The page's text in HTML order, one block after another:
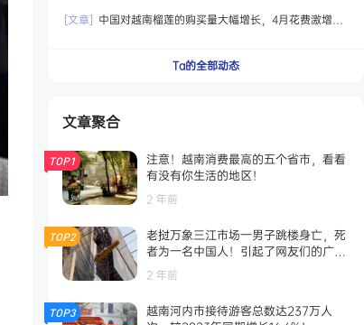
[文章] 中国对越南榴莲的购买量大幅增长，4月花费激增6.5
Ta的全部动态
文章聚合
TOP1
注意！越南消费最高的五个省市，看看
有没有你生活的地区！
2 年前
TOP2
老挝万象三江市场一男子跳楼身亡，死
者为一名中国人！引起了网友们的广泛
关注！
2 年前
TOP3
越南河内市接待游客总数达237万人